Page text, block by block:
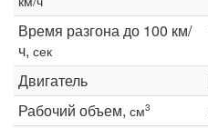
Время разгона до 100 км/
ч, сек
Двигатель
Рабочий объем, см3